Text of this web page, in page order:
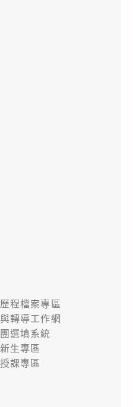
程檔案專區
轉導工作網
選填系統
新生專區
課專區